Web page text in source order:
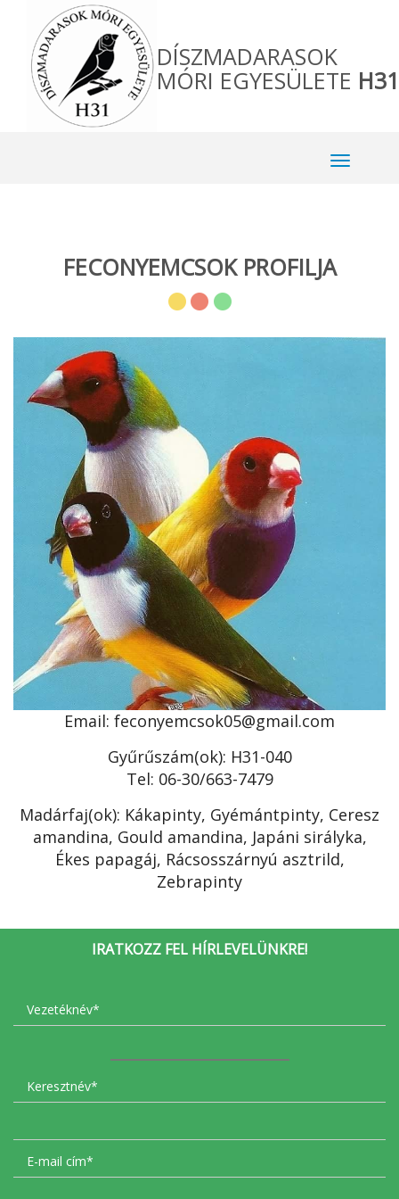
DÍSZMADARASOK
MÓRI EGYESÜLETE H31
FECONYEMCSOK PROFILJA
Email: feconyemcsok05@gmail.com
Gyűrűszám(ok): H31-040
Tel: 06-30/663-7479
Madárfaj(ok): Kákapinty, Gyémántpinty, Ceresz
amandina, Gould amandina, Japáni sirályka,
Ékes papagáj, Rácsosszárnyú asztrild,
Zebrapinty
IRATKOZZ FEL HÍRLEVELÜNKRE!